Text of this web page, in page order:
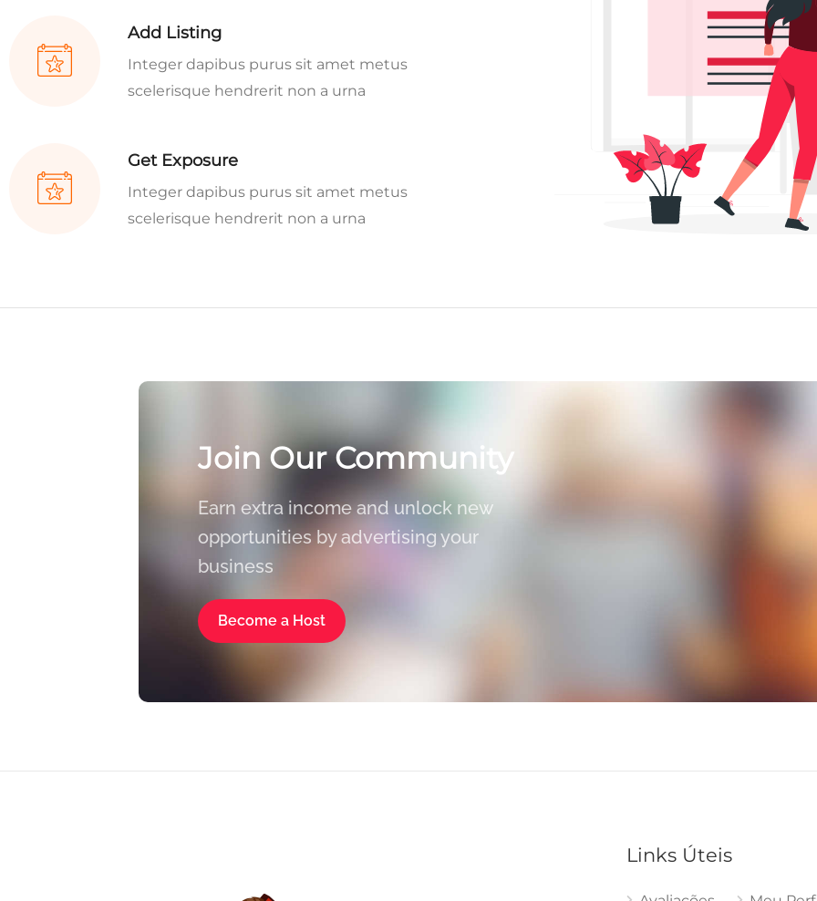
Add Listing
Integer dapibus purus sit amet metus
scelerisque hendrerit non a urna
Get Exposure
Integer dapibus purus sit amet metus
scelerisque hendrerit non a urna
Join Our Community
Earn extra income and unlock new
opportunities by advertising your
business
Become a Host
Links Úteis